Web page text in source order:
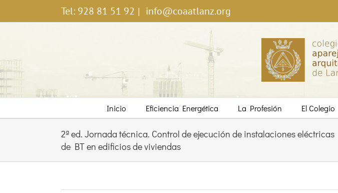
Tel: 928 81 51 92 | info@coaatlanz.org
Inicio Eficiencia Energética La Profesión El Colegio
2ª ed. Jornada técnica. Control de ejecución de instalaciones eléctricas
de BT en edificios de viviendas